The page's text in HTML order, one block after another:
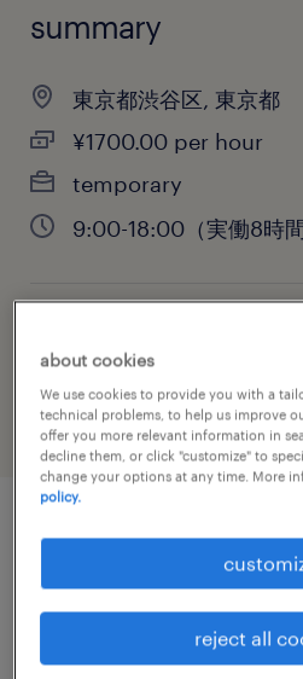
summary
東京都渋谷区, 東京都
¥1700.00 per hour
temporary
9:00-18:00（実働8時
administrative & support
経理（経理事務）・英文経
about cookies
We use cookies to provide you with a
technical problems, to help us improve
offer you more relevant information in
decline them, or click "customize" to
change your options at any time. More
policy.
reject all